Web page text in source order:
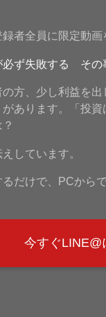
者全員に限定動画
必ず失敗する その
方、少し利益を
あります。「投
しています。
だけで、PCから
今すぐLINE@